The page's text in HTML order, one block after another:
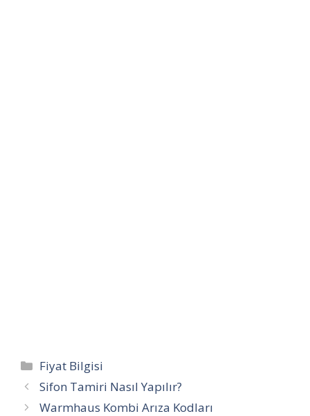
Kategoriler
Fiyat Bilgisi
Sifon Tamiri Nasıl Yapılır?
Warmhaus Kombi Arıza Kodları